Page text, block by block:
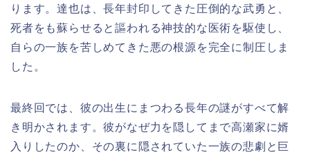
ります。達也は、長年封印してきた圧倒的な武勇と、
死者をも蘇らせると謳われる神技的な医術を駆使し、
自らの一族を苦しめてきた悪の根源を完全に制圧しま
した。
最終回では、彼の出生にまつわる長年の謎がすべて解
き明かされます。彼がなぜ力を隠してまで高瀬家に婿
入りしたのか、その裏に隠されていた一族の悲劇と巨